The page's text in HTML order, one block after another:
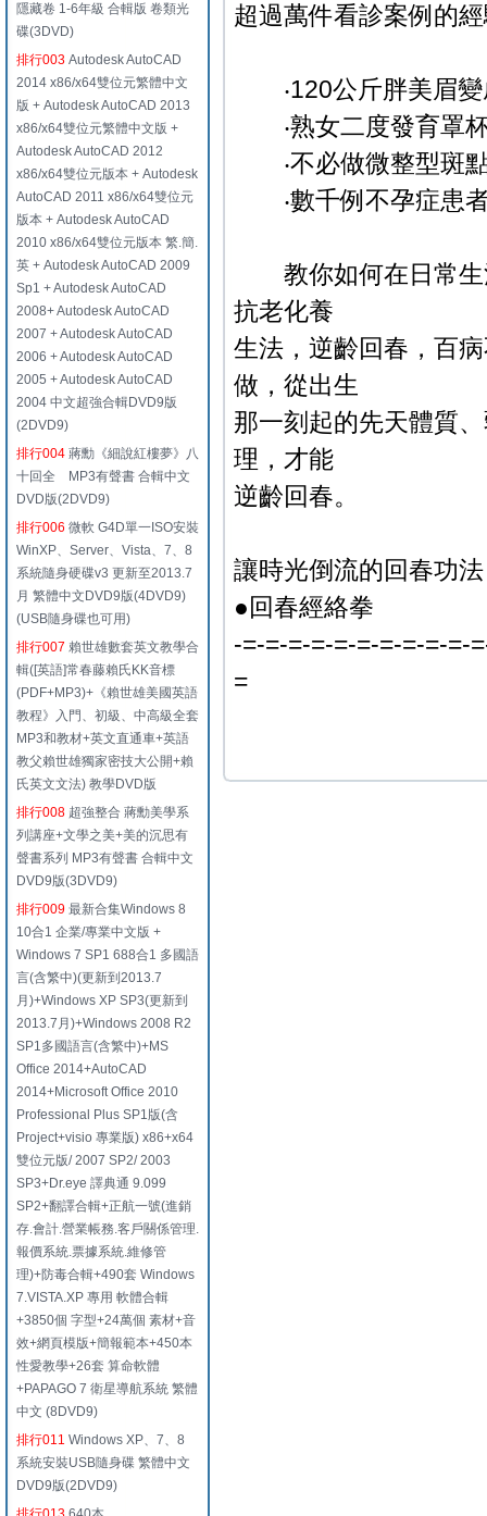
隱藏卷 1-6年級 合輯版 卷類光
碟(3DVD)
排行003 Autodesk AutoCAD
2014 x86/x64雙位元繁體中文
版 + Autodesk AutoCAD 2013
x86/x64雙位元繁體中文版 +
Autodesk AutoCAD 2012
x86/x64雙位元版本 + Autodesk
AutoCAD 2011 x86/x64雙位元
版本 + Autodesk AutoCAD
2010 x86/x64雙位元版本 繁.簡.
英 + Autodesk AutoCAD 2009
Sp1 + Autodesk AutoCAD
2008+ Autodesk AutoCAD
2007 + Autodesk AutoCAD
2006 + Autodesk AutoCAD
2005 + Autodesk AutoCAD
2004 中文超強合輯DVD9版
(2DVD9)
排行004 蔣勳《細說紅樓夢》八
十回全 MP3有聲書 合輯中文
DVD版(2DVD9)
排行006 微軟 G4D單一ISO安裝
WinXP、Server、Vista、7、8
系統隨身硬碟v3 更新至2013.7
月 繁體中文DVD9版(4DVD9)
(USB隨身碟也可用)
排行007 賴世雄數套英文教學合
輯([英語]常春藤賴氏KK音標
(PDF+MP3)+《賴世雄美國英語
教程》入門、初級、中高級全套
MP3和教材+英文直通車+英語
教父賴世雄獨家密技大公開+賴
氏英文文法) 教學DVD版
排行008 超強整合 蔣勳美學系
列講座+文學之美+美的沉思有
聲書系列 MP3有聲書 合輯中文
DVD9版(3DVD9)
排行009 最新合集Windows 8
10合1 企業/專業中文版 +
Windows 7 SP1 688合1 多國語
言(含繁中)(更新到2013.7
月)+Windows XP SP3(更新到
2013.7月)+Windows 2008 R2
SP1多國語言(含繁中)+MS
Office 2014+AutoCAD
2014+Microsoft Office 2010
Professional Plus SP1版(含
Project+visio 專業版) x86+x64
雙位元版/ 2007 SP2/ 2003
SP3+Dr.eye 譯典通 9.099
SP2+翻譯合輯+正航一號(進銷
存.會計.營業帳務.客戶關係管理.
報價系統.票據系統.維修管
理)+防毒合輯+490套 Windows
7.VISTA.XP 專用 軟體合輯
+3850個 字型+24萬個 素材+音
效+網頁模版+簡報範本+450本
性愛教學+26套 算命軟體
+PAPAGO 7 衛星導航系統 繁體
中文 (8DVD9)
排行011 Windows XP、7、8
系統安裝USB隨身碟 繁體中文
DVD9版(2DVD9)
超過萬件看診案例的
‧120公斤胖美眉變
‧熟女二度發育罩
‧不必做微整型斑
‧數千例不孕症患
教你如何在日常生
抗老化養
生法，逆齡回春，百
做，從出生
那一刻起的先天體質
理，才能
逆齡回春。
讓時光倒流的回春功法
●回春經絡拳
-=-=-=-=-=-=-=-=-=-=-
=